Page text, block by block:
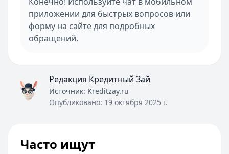
приложении для быстрых вопросов или
форму на сайте для подробных
обращений.
Редакция Кредитный Зай
Источник: Kreditzay.ru
Опубликовано: 19 октября 2025 г.
Часто ищут